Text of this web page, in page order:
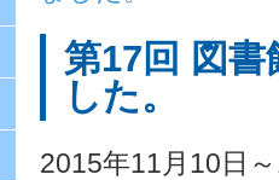
第17回 図
した。
2015年11月10日